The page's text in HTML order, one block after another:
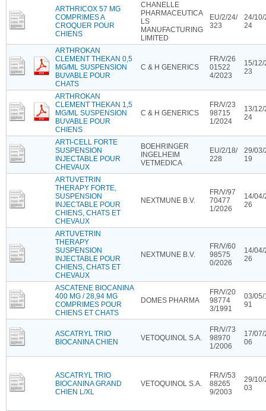
ARTHRICOX 57 MG
COMPRIMES A
CROQUER POUR
CHIENS
CHANELLE
PHARMACEUTICA
LS
MANUFACTURING
LIMITED
EU/2/24/
323
24/10/
24
ARTHROKAN
CLEMENT THEKAN 0,5
MG/ML SUSPENSION
BUVABLE POUR
CHATS
C & H GENERICS
FR/V/26
01522
4/2023
15/12/
23
ARTHROKAN
CLEMENT THEKAN 1,5
MG/ML SUSPENSION
BUVABLE POUR
CHIENS
C & H GENERICS
FR/V/23
98715
1/2024
13/12/
24
ARTI-CELL FORTE
SUSPENSION
INJECTABLE POUR
CHEVAUX
BOEHRINGER
INGELHEIM
VETMEDICA
EU/2/18/
228
29/03/
19
ARTUVETRIN
THERAPY FORTE,
SUSPENSION
INJECTABLE POUR
CHIENS, CHATS ET
CHEVAUX
NEXTMUNE B.V.
FR/V/97
70477
1/2026
14/04/
26
ARTUVETRIN
THERAPY
SUSPENSION
INJECTABLE POUR
CHIENS, CHATS ET
CHEVAUX
NEXTMUNE B.V.
FR/V/60
98575
0/2026
14/04/
26
ASCATENE BIOCANINA
400 MG / 28,94 MG
COMPRIMES POUR
CHIENS ET CHATS
DOMES PHARMA
FR/V/20
98774
3/1991
03/05/
91
ASCATRYL TRIO
BIOCANINA CHIEN
VETOQUINOL S.A.
FR/V/73
98970
1/2006
17/07/
06
ASCATRYL TRIO
BIOCANINA GRAND
CHIEN L/XL
VETOQUINOL S.A.
FR/V/53
88265
9/2003
29/10/
03